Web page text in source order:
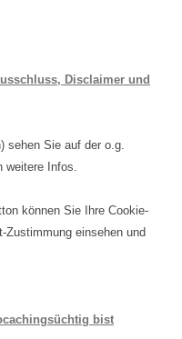
Disclaimer und
sehen Sie auf der o.g.
weitere Infos.
können Sie Ihre Cookie-
einsehen und
bist